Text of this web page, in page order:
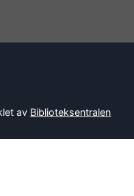
av Biblioteksentralen